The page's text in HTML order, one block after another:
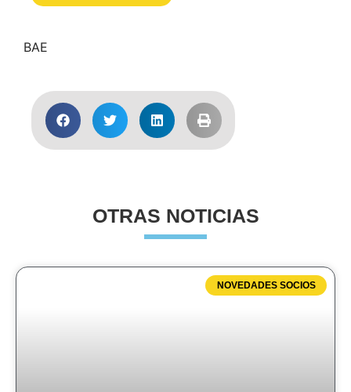
BAE
OTRAS NOTICIAS
NOVEDADES SOCIOS